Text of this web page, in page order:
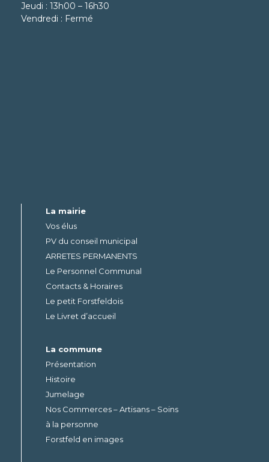
Jeudi : 13h00 – 16h30
Vendredi : Fermé
La mairie
Vos élus
PV du conseil municipal
ARRETES PERMANENTS
Le Personnel Communal
Contacts & Horaires
Le petit Forstfeldois
Le Livret d’accueil
La commune
Présentation
Histoire
Jumelage
Nos Commerces – Artisans – Soins
à la personne
Forstfeld en images